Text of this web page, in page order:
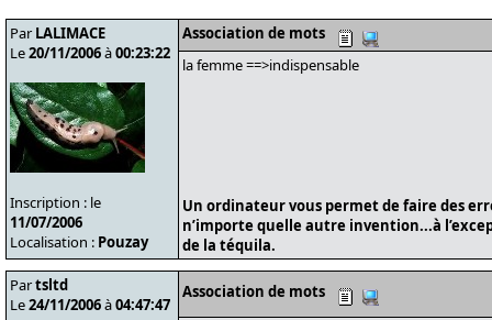
Par LALIMACE
Le20/11/2006à00:23:22
Inscription : le
11/07/2006
Localisation : Pouzay
Association de mots
la femme ==>indispensable
Un ordinateur vous permet de faire des
n’importe quelle autre invention...à
de la téquila.
Partsltd
Le24/11/2006à04:47:47
Association de mots